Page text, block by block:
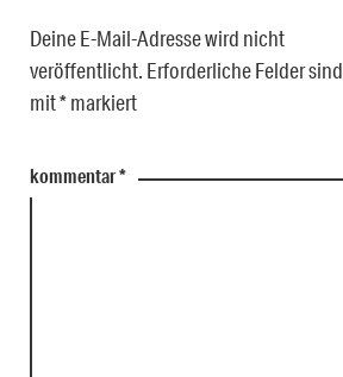
Deine E-Mail-Adresse wird nicht
veröffentlicht. Erforderliche Felder sind
mit*markiert
kommentar*